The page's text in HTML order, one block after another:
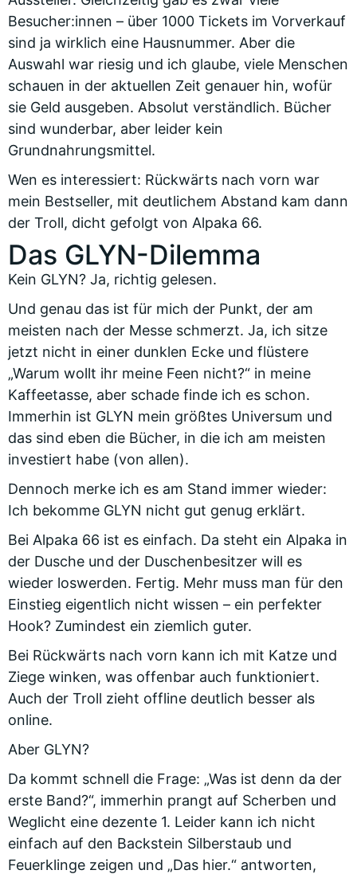
Besucher:innen – über 1000 Tickets im Vorverkauf
sind ja wirklich eine Hausnummer. Aber die
Auswahl war riesig und ich glaube, viele Menschen
schauen in der aktuellen Zeit genauer hin, wofür
sie Geld ausgeben. Absolut verständlich. Bücher
sind wunderbar, aber leider kein
Grundnahrungsmittel.
Wen es interessiert: Rückwärts nach vorn war
mein Bestseller, mit deutlichem Abstand kam dann
der Troll, dicht gefolgt von Alpaka 66.
Das GLYN-Dilemma
Kein GLYN? Ja, richtig gelesen.
Und genau das ist für mich der Punkt, der am
meisten nach der Messe schmerzt. Ja, ich sitze
jetzt nicht in einer dunklen Ecke und flüstere
„Warum wollt ihr meine Feen nicht?“ in meine
Kaffeetasse, aber schade finde ich es schon.
Immerhin ist GLYN mein größtes Universum und
das sind eben die Bücher, in die ich am meisten
investiert habe (von allen).
Dennoch merke ich es am Stand immer wieder:
Ich bekomme GLYN nicht gut genug erklärt.
Bei Alpaka 66 ist es einfach. Da steht ein Alpaka in
der Dusche und der Duschenbesitzer will es
wieder loswerden. Fertig. Mehr muss man für den
Einstieg eigentlich nicht wissen – ein perfekter
Hook? Zumindest ein ziemlich guter.
Bei Rückwärts nach vorn kann ich mit Katze und
Ziege winken, was offenbar auch funktioniert.
Auch der Troll zieht offline deutlich besser als
online.
Aber GLYN?
Da kommt schnell die Frage: „Was ist denn da der
erste Band?“, immerhin prangt auf Scherben und
Weglicht eine dezente 1. Leider kann ich nicht
einfach auf den Backstein Silberstaub und
Feuerklinge zeigen und „Das hier.“ antworten,